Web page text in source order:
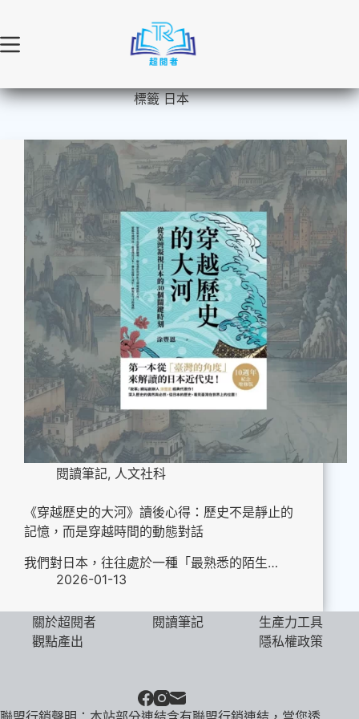
主
內
容
標籤日本
閱讀筆記, 人文社科
《穿越歷史的大河》讀後心得：歷史不是靜止的
記憶，而是穿越時間的動態對話
我們對日本，往往處於一種「最熟悉的陌生…
2026-01-13
關於超閱者 閱讀筆記
生產力工具
觀點產出
隱私權政策